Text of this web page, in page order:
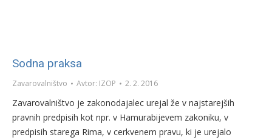
Sodna praksa
Zavarovalništvo Avtor: IZOP 2. 2. 2016
Zavarovalništvo je zakonodajalec urejal že v najstarejših
pravnih predpisih kot npr. v Hamurabijevem zakoniku, v
predpisih starega Rima, v cerkvenem pravu, ki je urejalo